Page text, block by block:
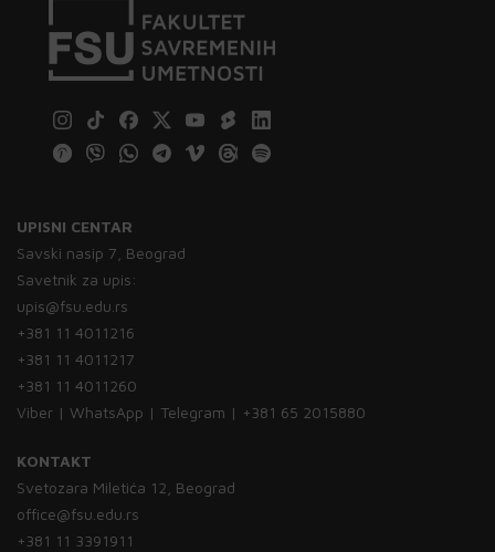
UPISNI CENTAR
Savski nasip 7, Beograd
Savetnik za upis:
upis@fsu.edu.rs
+381 11 4011216
+381 11 4011217
+381 11 4011260
Viber | WhatsApp | Telegram | +381 65 2015880
KONTAKT
Svetozara Miletića 12, Beograd
office@fsu.edu.rs
+381 11 3391911